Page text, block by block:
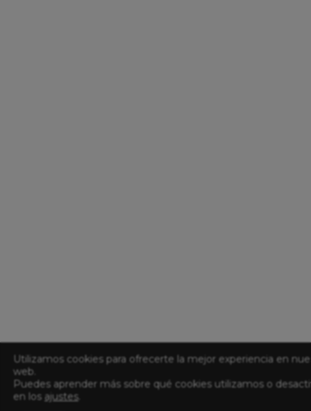
Utilizamos cookies para ofrecerte la mejor experiencia en
web.
Puedes aprender más sobre qué cookies utilizamos o
en los ajustes.